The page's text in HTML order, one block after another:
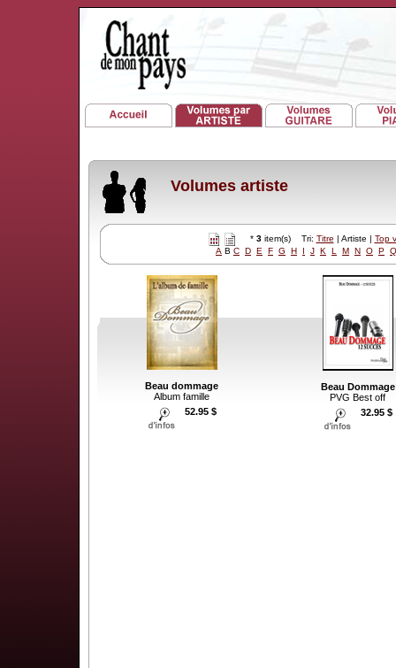
Volumes artiste
* 3item(s) Tri: Titre | Artiste | Top
A B C D E F G H I J K L M N O P Q
Beau dommage
Album famille
52.95 $
Beau Dommage
PVG Best off
32.95 $